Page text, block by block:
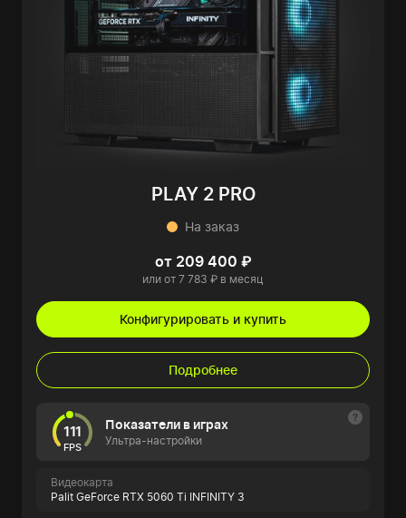
PLAY 2 PRO
На заказ
от 209 400 ₽
или от 7 783 ₽ в месяц
Конфигурировать и купить
Подробнее
111
FPS
Показатели в играх
Ультра-настройки
Видеокарта
Palit GeForce RTX 5060 Ti INFINITY 3